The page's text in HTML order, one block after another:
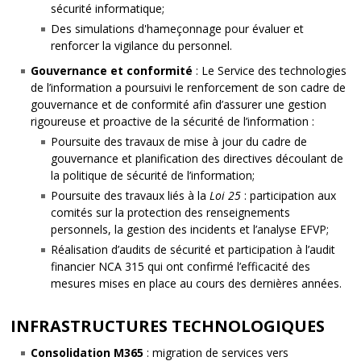
sécurité informatique;
Des simulations d'hameçonnage pour évaluer et
renforcer la vigilance du personnel.
Gouvernance et conformité : Le Service des technologies
de l’information a poursuivi le renforcement de son cadre de
gouvernance et de conformité afin d’assurer une gestion
rigoureuse et proactive de la sécurité de l’information :
Poursuite des travaux de mise à jour du cadre de
gouvernance et planification des directives découlant de
la politique de sécurité de l’information;
Poursuite des travaux liés à laLoi 25 : participation aux
comités sur la protection des renseignements
personnels, la gestion des incidents et l’analyse EFVP;
Réalisation d’audits de sécurité et participation à l’audit
financier NCA 315 qui ont confirmé l’efficacité des
mesures mises en place au cours des dernières années.
INFRASTRUCTURES TECHNOLOGIQUES
Consolidation M365 : migration de services vers